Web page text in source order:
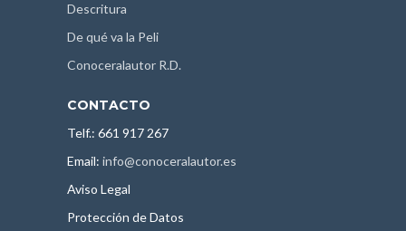
Descritura
De qué va la Peli
Conoceralautor R.D.
CONTACTO
Telf.: 661 917 267
Email: info@conoceralautor.es
Aviso Legal
Protección de Datos